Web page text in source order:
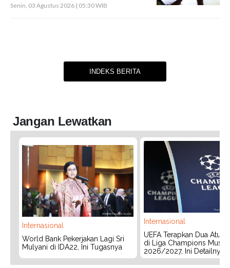
Senin, 03 Agustus 2026 | 05:30 WIB
INDEKS BERITA
Jangan Lewatkan
Internasional
World Bank Pekerjakan Lagi Sri
Mulyani di IDA22, Ini Tugasnya
Internasional
UEFA Terapkan Dua
di Liga Champions Musim
2026/2027, Ini Detailnya